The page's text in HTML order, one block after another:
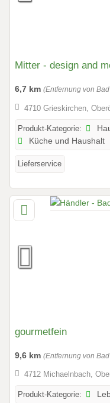
Mitter - design and
6,7 km (Entfernung von
4710 Grieskirchen,
Produkt-Kategorie:
Küche und Haushalt
Lieferservice
gourmetfein
9,6 km (Entfernung von
4712 Michaelnbach,
Produkt-Kategorie: